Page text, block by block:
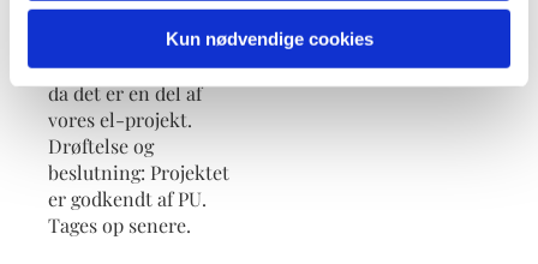
Kun nødvendige cookies
være med i en pulje.
Umiddelbart har vi
udskudt beslutningen,
da det er en del af
vores el-projekt.
Drøftelse og
beslutning: Projektet
er godkendt af PU.
Tages op senere.